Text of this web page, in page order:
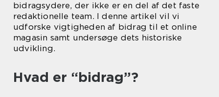
bidragsydere, der ikke er en del af det faste
redaktionelle team. I denne artikel vil vi
udforske vigtigheden af bidrag til et online
magasin samt undersøge dets historiske
udvikling.
Hvad er “bidrag”?